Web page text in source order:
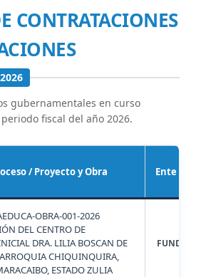
CONTRATACIONES
gubernamentales en curso
fiscal del año 2026.
/ Proyecto y Obra Ente
OBRA-001-2026
DEL CENTRO DE
DRA. LILIA BOSCAN DE
CHIQUINQUIRA,
ESTADO ZULIA